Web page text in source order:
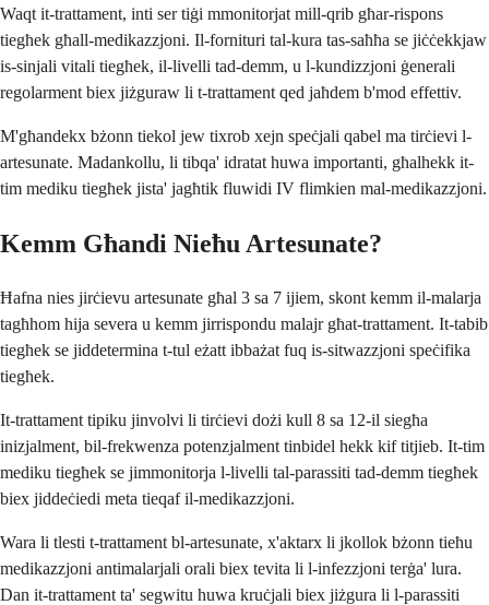
Waqt it-trattament, inti ser tiġi mmonitorjat mill-qrib għar-rispons
tiegħek għall-medikazzjoni. Il-fornituri tal-kura tas-saħħa se jiċċekkjaw
is-sinjali vitali tiegħek, il-livelli tad-demm, u l-kundizzjoni ġenerali
regolarment biex jiżguraw li t-trattament qed jaħdem b'mod effettiv.
M'għandekx bżonn tiekol jew tixrob xejn speċjali qabel ma tirċievi l-
artesunate. Madankollu, li tibqa' idratat huwa importanti, għalhekk it-
tim mediku tiegħek jista' jagħtik fluwidi IV flimkien mal-medikazzjoni.
Kemm Għandi Nieħu Artesunate?
Ħafna nies jirċievu artesunate għal 3 sa 7 ijiem, skont kemm il-malarja
tagħhom hija severa u kemm jirrispondu malajr għat-trattament. It-tabib
tiegħek se jiddetermina t-tul eżatt ibbażat fuq is-sitwazzjoni speċifika
tiegħek.
It-trattament tipiku jinvolvi li tirċievi dożi kull 8 sa 12-il siegħa
inizjalment, bil-frekwenza potenzjalment tinbidel hekk kif titjieb. It-tim
mediku tiegħek se jimmonitorja l-livelli tal-parassiti tad-demm tiegħek
biex jiddeċiedi meta tieqaf il-medikazzjoni.
Wara li tlesti t-trattament bl-artesunate, x'aktarx li jkollok bżonn tieħu
medikazzjoni antimalarjali orali biex tevita li l-infezzjoni terġa' lura.
Dan it-trattament ta' segwitu huwa kruċjali biex jiżgura li l-parassiti